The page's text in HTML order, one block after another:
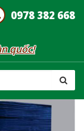
0978 382 668
quốc!